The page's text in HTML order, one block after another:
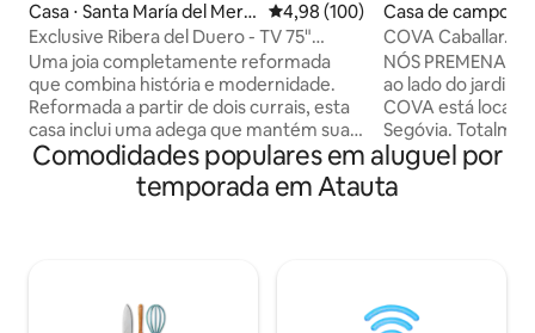
Casa ⋅ Santa María del Merc
adillo
4,98 de uma avaliação média de
4,98 (100)
Exclusive Ribera del Duero - TV 75"
Netflix e Wifi
Uma joia completamente reformada
que combina história e modernidade.
Reformada a partir de dois currais, esta
casa inclui uma adega que mantém sua
essência histórica. Localizada em uma
cidade de apenas 70 habitantes, aqui o
silêncio é o maior luxo. Equipada com
Procurando um refúgio para relaxar,
Casa de campo ⋅
COVA Caballar.
entardeceres
NÓS
ao lado do jardim,
COVA está
Segóvia.
quartos, 2
terraço, jardim
estar
Capital. Consumo sujeito aos
Comodidades populares em aluguel por
temporada em Atauta